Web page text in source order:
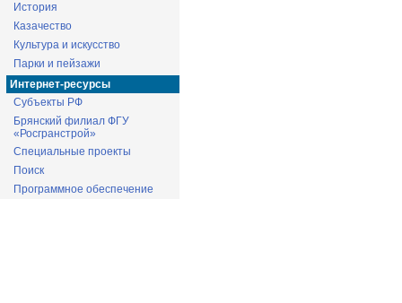
История
Казачество
Культура и искусство
Парки и пейзажи
Интернет-ресурсы
Субъекты РФ
Брянский филиал ФГУ
«Росгранстрой»
Специальные проекты
Поиск
Программное обеспечение